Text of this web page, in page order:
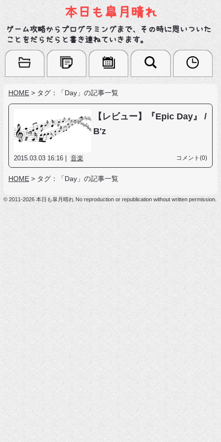
本日も皐月晴れ
ゲーム攻略からプログラミングまで、その時に思いついた
ことをだらだらと書き連ねていきます。
HOME > タグ：「Day」の記事一覧
【レビュー】『Epic Day』 /
B'z
2015.03.03 16:16 | 音楽 コメント(0)
HOME > タグ：「Day」の記事一覧
© 2011-2026 本日も皐月晴れ No reproduction or republication without written permission.